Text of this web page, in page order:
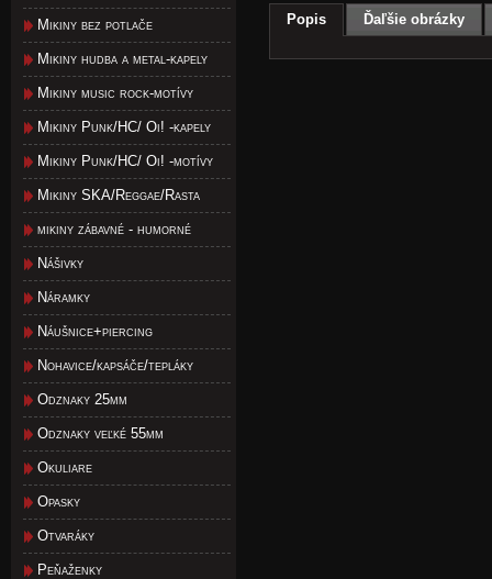
Mikiny bez potlače
Mikiny hudba a metal-kapely
Mikiny music rock-motívy
Mikiny Punk/HC/ Oi! -kapely
Mikiny Punk/HC/ Oi! -motívy
Mikiny SKA/Reggae/Rasta
mikiny zábavné - humorné
Nášivky
Náramky
Náušnice+piercing
Nohavice/kapsáče/tepláky
Odznaky 25mm
Odznaky veľké 55mm
Okuliare
Opasky
Otvaráky
Peňaženky
Popis Ďaľšie obrázky